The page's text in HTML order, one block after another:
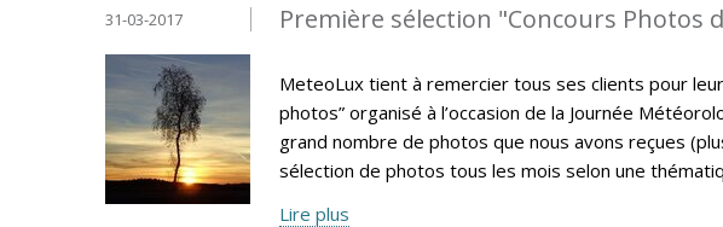
Première sélection "Concours Photos
31-03-2017
MeteoLux tient à remercier tous ses clients pour
photos” organisé à l’occasion de la Journée
grand nombre de photos que nous avons reçues
sélection de photos tous les mois selon une
Lire plus